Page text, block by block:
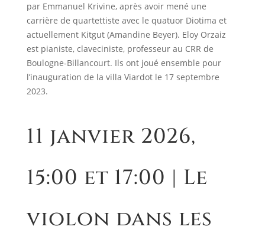
par Emmanuel Krivine, après avoir mené une
carrière de quartettiste avec le quatuor Diotima et
actuellement Kitgut (Amandine Beyer). Eloy Orzaiz
est pianiste, claveciniste, professeur au CRR de
Boulogne-Billancourt. Ils ont joué ensemble pour
l’inauguration de la villa Viardot le 17 septembre
2023.
11 janvier 2026,
15:00 et 17:00 | Le
violon dans les